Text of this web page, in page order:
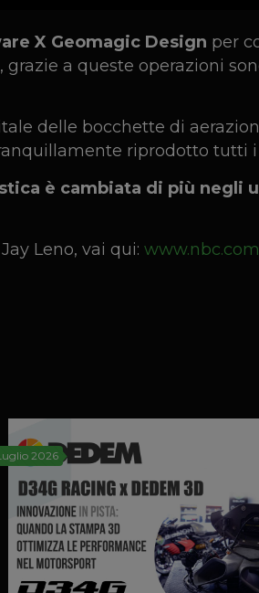
X Geomagic Design per
a queste operazioni
delle bocchette di
riprodotto tutti i
è cambiata di più
Leno, vai qui:
2026